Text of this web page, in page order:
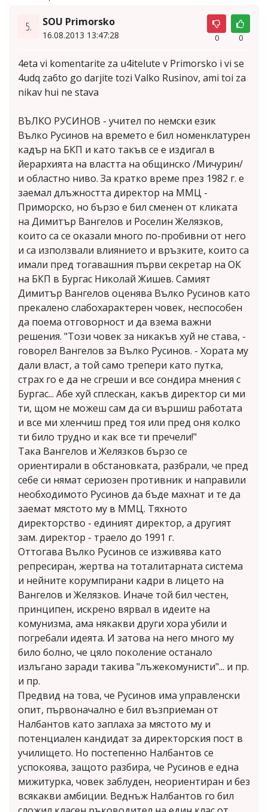
5. SOU Primorsko
16.08.2013 13:47:28 0 0
4eta vi komentarite za u4itelute v Primorsko i vi se
4udq za6to go darjite tozi Valko Rusinov, ami toi za
nikav hui ne stava
ВЪЛКО РУСИНОВ - учител по немски език
Вълко Русинов на времето е бил номенклатурен
кадър на БКП и като такъв се е издигал в
йерархията на властта на общинско /Мичурин/
и областно ниво. За кратко време през 1982 г. е
заемал длъжността директор на ММЦ -
Приморско, но бързо е бил сменен от кликата
на Димитър Вангелов и Роселин Желязков,
които са се оказали много по-пробивни от него
и са използвали влиянието и връзките, които са
имали пред тогавашния първи секретар на ОК
на БКП в Бургас Николай Жишев. Самият
Димитър Вангелов оценява Вълко Русинов като
прекалено слабохарактерен човек, неспособен
да поема отговорност и да взема важни
решения. "Този човек за никакъв хуй не става, -
говорел Вангелов за Вълко Русинов. - Хората му
дали власт, а той само трепери като путка,
страх го е да не сгреши и все сондира мнения с
Бургас... Абе хуй сплескан, какъв директор си ми
ти, щом не можеш сам да си вършиш работата
и все ми хленчиш пред тоя или пред оня колко
ти било трудно и как все ти пречели!"
Така Вангелов и Желязков бързо се
ориентирали в обстановката, разбрали, че пред
себе си нямат сериозен противник и направили
необходимото Русинов да бъде махнат и те да
заемат мястото му в ММЦ. Тяхното
директорство - единият директор, а другият
зам. директор - траело до 1991 г.
Оттогава Вълко Русинов се изживява като
репресиран, жертва на тоталитарната система
и нейните корумпирани кадри в лицето на
Вангелов и Желязков. Иначе той бил честен,
принципен, искрено вярвал в идеите на
комунизма, ама някакви други хора убили и
погребали идеята. И затова на него много му
било болно, че цяло поколение останало
излъгано заради такива "лъжекомунисти"... и пр.
и пр.
Предвид на това, че Русинов има управленски
опит, първоначално е бил възприеман от
Налбантов като заплаха за мястото му и
потенциален кандидат за директорския пост в
училището. Но постепенно Налбантов се
успокоява, защото разбира, че Русинов е една
мижитурка, човек заблуден, неориентиран и без
всякакви амбиции. Веднъж Налбантов го бил